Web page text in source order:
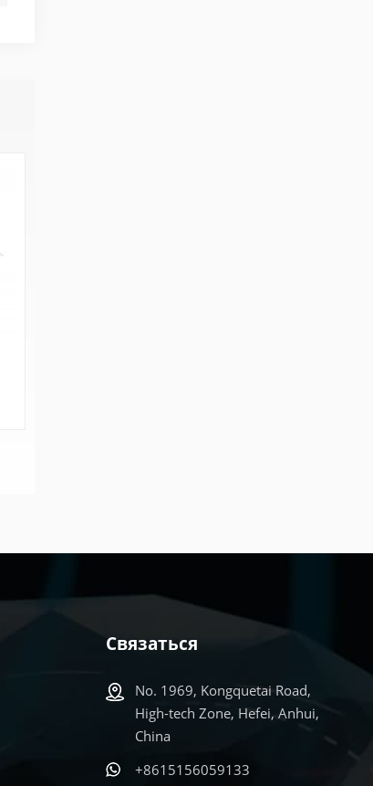
Связаться
No. 1969, Kongquetai Road,
High-tech Zone, Hefei, Anhui,
China
+8615156059133